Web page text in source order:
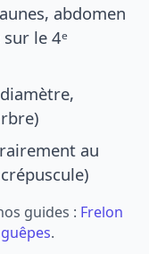
abdomen
le 4ᵉ
au
guides : Frelon
.